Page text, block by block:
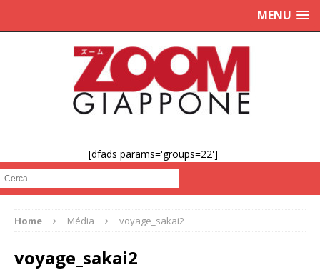
MENU
[dfads params='groups=22']
Cerca :
Home Média voyage_sakai2
voyage_sakai2